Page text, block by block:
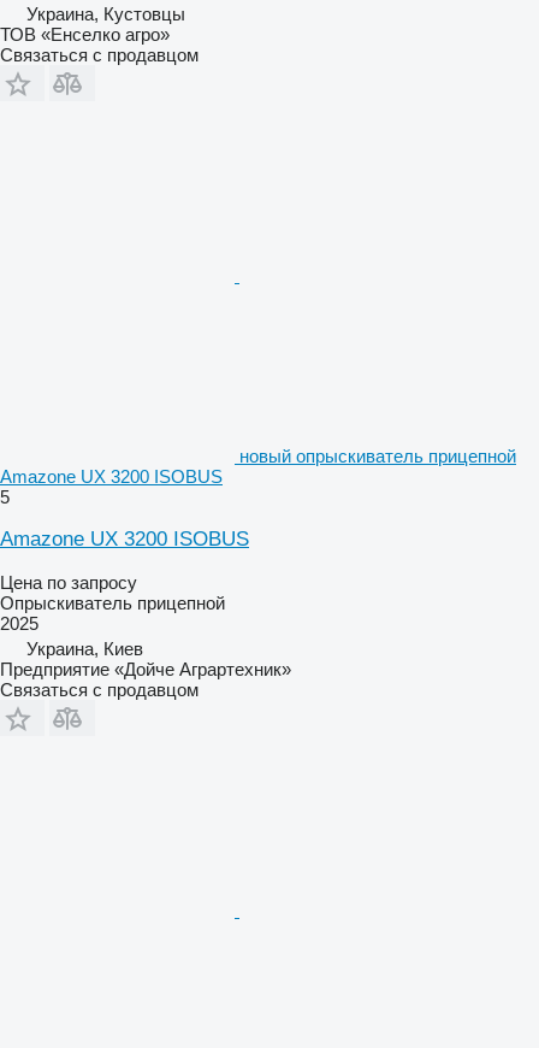
Украина, Кустовцы
ТОВ «Енселко агро»
Связаться с продавцом
новый опрыскиватель прицепной
Amazone UX 3200 ISOBUS
5
Amazone UX 3200 ISOBUS
Цена по запросу
Опрыскиватель прицепной
2025
Украина, Киев
Предприятие «Дойче Аграртехник»
Связаться с продавцом